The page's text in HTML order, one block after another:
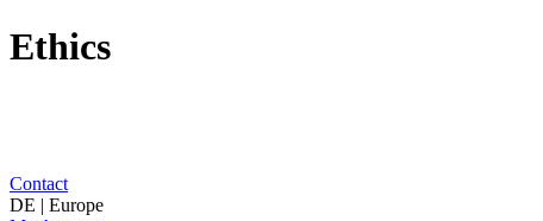
Ethics
Contact
DE | Europe